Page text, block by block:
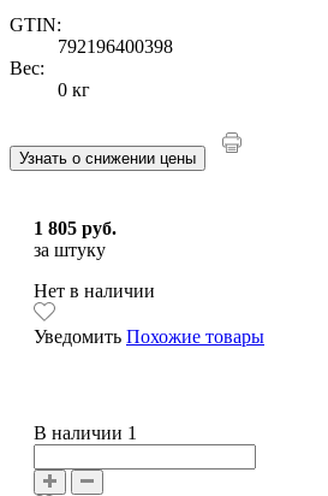
GTIN:
792196400398
Вес:
0 кг
Узнать о снижении цены
1 805 руб.
за штуку
Нет в наличии
Уведомить Похожие товары
В наличии 1